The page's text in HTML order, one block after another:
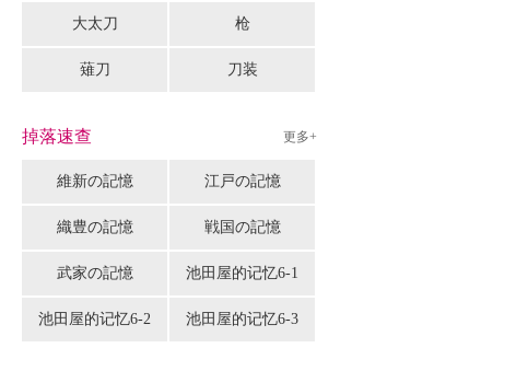
大太刀 枪
薙刀 刀装
掉落速查 更多+
維新の記憶 江戸の記憶
織豊の記憶 戦国の記憶
武家の記憶 池田屋的记忆6-1
池田屋的记忆6-2 池田屋的记忆6-3